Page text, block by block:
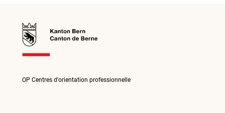
OP Centres d'orientation professionnelle